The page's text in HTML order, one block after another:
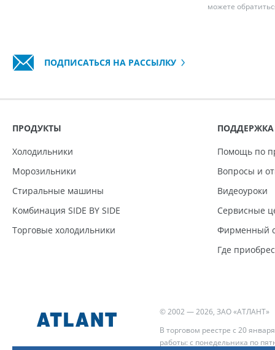
можете
ПОДПИСАТЬСЯ НА РАССЫЛКУ
ПРОДУКТЫ
Холодильники
Морозильники
Стиральные машины
Комбинация SIDE BY SIDE
Торговые холодильники
ПОДДЕРЖКА
Помощь по
Вопросы и
Видеоуроки
Сервисные
Фирменный
Где
© 2002 — 2026, ЗАО «АТЛАНТ»
В торговом реестре с 20
работы: с понедельника по